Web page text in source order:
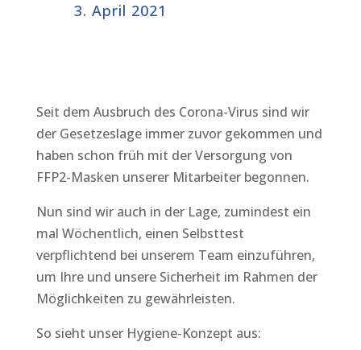
3. April 2021
Seit dem Ausbruch des Corona-Virus sind wir
der Gesetzeslage immer zuvor gekommen und
haben schon früh mit der Versorgung von
FFP2-Masken unserer Mitarbeiter begonnen.
Nun sind wir auch in der Lage, zumindest ein
mal Wöchentlich, einen Selbsttest
verpflichtend bei unserem Team einzuführen,
um Ihre und unsere Sicherheit im Rahmen der
Möglichkeiten zu gewährleisten.
So sieht unser Hygiene-Konzept aus: